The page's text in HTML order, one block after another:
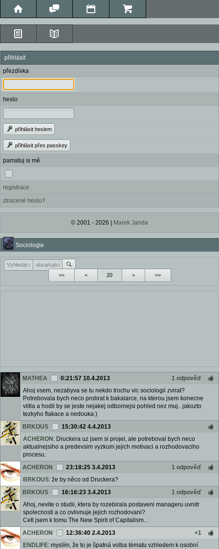
přihlásit
přezdívka
heslo
přihlásit heslem
přihlásit přes passkey
pamatuj si mě
registrace
ztracené heslo?
© 2001 - 2026 | Marek Janda
Sociologie
<< < > >>
MATHEA 0:21:57 10.4.2013
1 odpověď
Ahoj vsem, nezabyva se tu nekdo trochu vic sociologii zvirat?
Potrebovala bych neco probrat k bakalarce, na kterou jsem konecne
vlitla a hodil by se jeste nejakej odbornejsi pohled nez muj.. jakozto
tezkyho flakace a nedouka:)
BRKOUS
15:30:42 4.4.2013
ACHERON : Druckera uz jsem si projel, ale potreboval bych neco
aktualnejsiho a predevsim vyzkum jejich motivaci a rozhodovaciho
procesu.
ACHERON
23:18:25 3.4.2013
1 odpověď
BRKOUS: že by něco od Druckera?
BRKOUS
16:16:23 3.4.2013
1 odpověď
Ahoj, nevite o studii, ktera by rozebirala postaveni manageru uvnitr
spolecnosti a co ovlivnuje jejich rozhodovani?
Cetl jsem k tomu The New Spirit of Capitalism...
ACHERON
12:36:40 2.4.2013
+1
ENDLIFE: myslím, že to je špatná volba tématu vzhledem k osobní